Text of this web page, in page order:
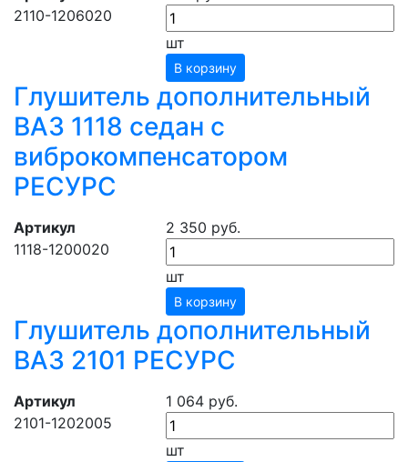
2110-1206020
шт
В корзину
Глушитель дополнительный
ВАЗ 1118 седан с
виброкомпенсатором
РЕСУРС
Артикул
1118-1200020
2 350 руб.
шт
В корзину
Глушитель дополнительный
ВАЗ 2101 РЕСУРС
Артикул
2101-1202005
1 064 руб.
шт